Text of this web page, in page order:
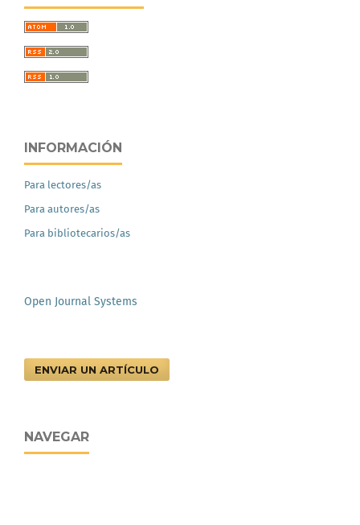
INFORMACIÓN
Para lectores/as
Para autores/as
Para bibliotecarios/as
Open Journal Systems
ENVIAR UN ARTÍCULO
NAVEGAR